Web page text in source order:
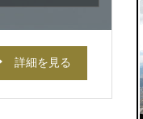
詳細を見る